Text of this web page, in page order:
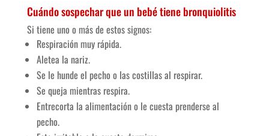
Cuándo sospechar que un bebé tiene bronquiolitis
Si tiene uno o más de estos signos:
Respiración muy rápida.
Aletea la nariz.
Se le hunde el pecho o las costillas al respirar.
Se queja mientras respira.
Entrecorta la alimentación o le cuesta prenderse al
pecho.